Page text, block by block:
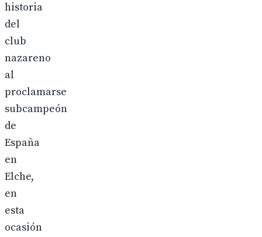
historia
del
club
nazareno
al
proclamarse
subcampeón
de
España
en
Elche,
en
esta
ocasión